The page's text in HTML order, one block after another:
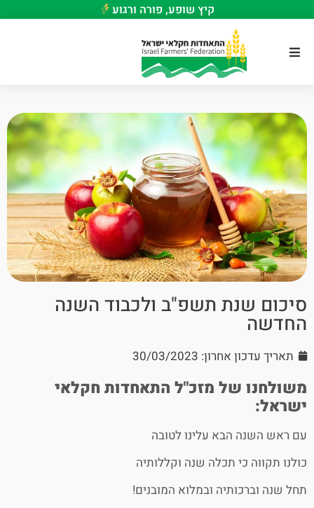
קיץ שופע, פורה ורגוע
סיכום שנת תשפ"ב ולכבוד השנה
החדשה
תאריך עדכון אחרון: 30/03/2023
משולחנו של מזכ"ל התאחדות חקלאי
ישראל:
עם ראש השנה הבא עלינו לטובה
כולנו תקווה כי תכלה שנה וקללותיה
תחל שנה וברכותיה ובמלוא המובנים!